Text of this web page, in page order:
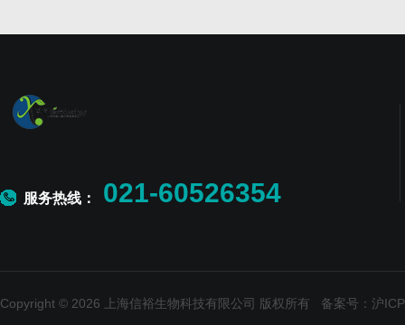
服务热线： 021-60526354
Copyright © 2026 上海信裕生物科技有限公司 版权所有 备案号：沪